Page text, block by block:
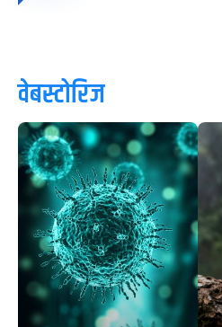
वेबस्टोरिज